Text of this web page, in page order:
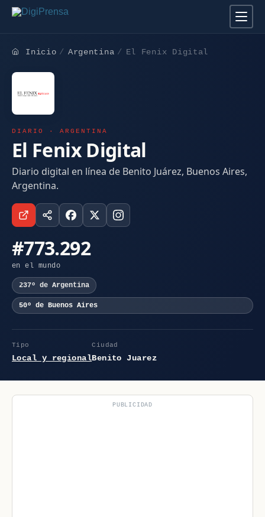
Inicio Argentina El Fenix Digital
DIARIO · ARGENTINA
El Fenix Digital
Diario digital en línea de Benito Juárez, Buenos Aires,
Argentina.
#773.292
en el mundo
237º de Argentina
50º de Buenos Aires
Tipo
Local y regional
Ciudad
Benito Juarez
PUBLICIDAD